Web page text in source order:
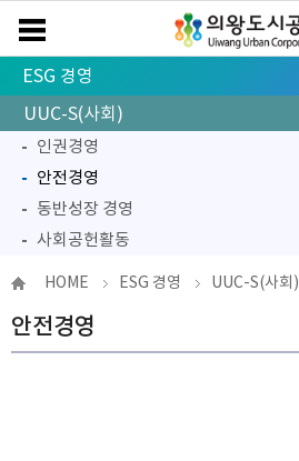
ESG 경영
UUC-ESG
UUC-E(환경)
UUC-S(사회)
인권경영
안전경영
동반성장 경영
사회공헌활동
UUC-G(지배구조)
HOME ESG 경영 UUC-S(사회)
안전경영